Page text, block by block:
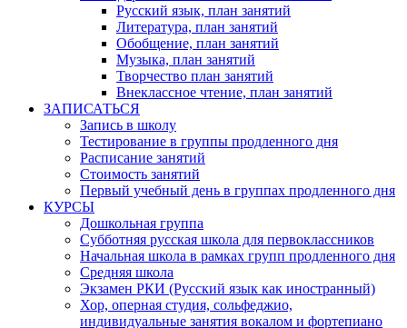
Русский язык, план занятий
Литература, план занятий
Обобщение, план занятий
Музыка, план занятий
Творчество план занятий
Внеклассное чтение, план занятий
ЗАПИСАТЬСЯ
Запись в школу
Тестирование в группы продленного дня
Расписание занятий
Стоимость занятий
Первый учебный день в группах продленного дня
КУРСЫ
Дошкольная группа
Субботняя русская школа для первоклассников
Начальная школа в рамках групп продленного дня
Средняя школа
Экзамен РКИ (Русский язык как иностранный)
Хор, оперная студия, сольфеджио,
индивидуальные занятия вокалом и фортепиано